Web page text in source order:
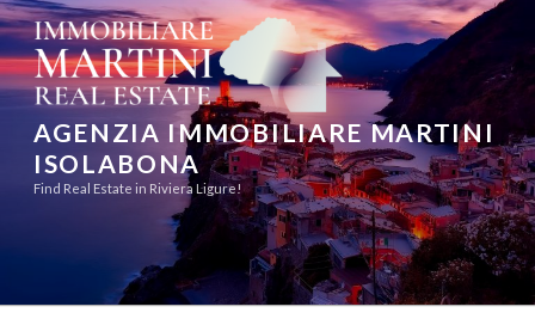
Aller
au
contenu
principal
AGENZIA IMMOBILIARE MARTINI
ISOLABONA
Find Real Estate in Riviera Ligure!